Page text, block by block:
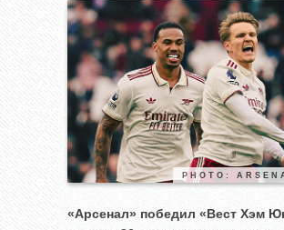
PHOTO:
«Арсенал» победил «Вест Хэм